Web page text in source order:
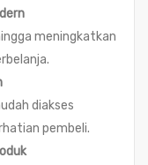
meningkatkan
diakses
pembeli.